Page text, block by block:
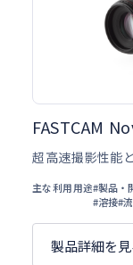
FASTCAM
超高速撮影性能
主な利用用途#製品・
#溶接#
製品詳細を見